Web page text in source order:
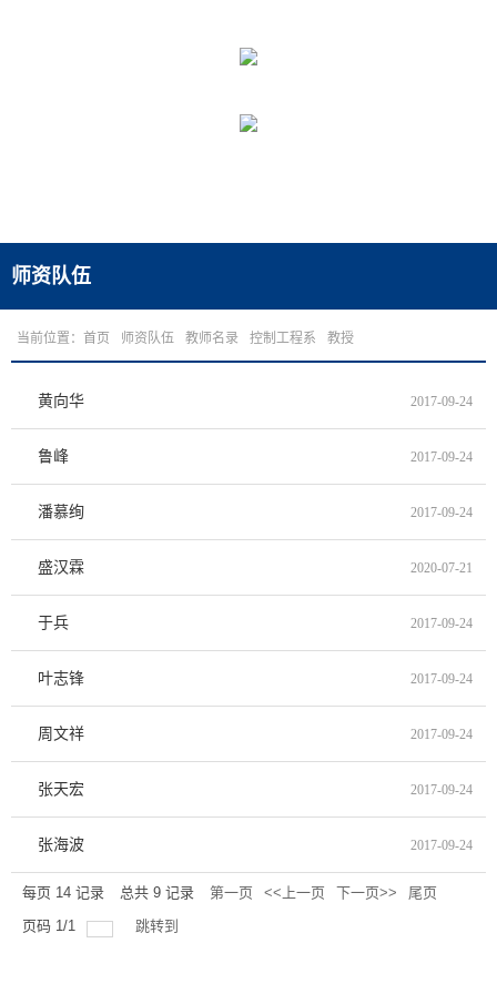
师资队伍
当前位置： 首页 师资队伍 教师名录 控制工程系 教授
黄向华 2017-09-24
鲁峰 2017-09-24
潘慕绚 2017-09-24
盛汉霖 2020-07-21
于兵 2017-09-24
叶志锋 2017-09-24
周文祥 2017-09-24
张天宏 2017-09-24
张海波 2017-09-24
每页 14 记录 总共 9 记录 第一页 <<上一页 下一页>>
尾页
页码 1/1 跳转到